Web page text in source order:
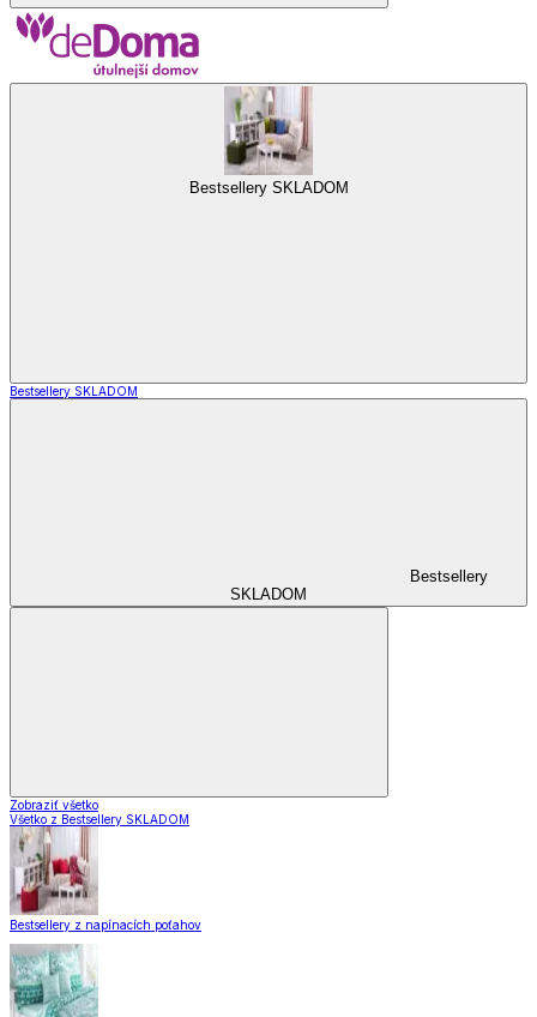
Bestsellery SKLADOM
Bestsellery SKLADOM
Bestsellery
SKLADOM
Zobraziť všetko
Všetko z Bestsellery SKLADOM
Bestsellery z napínacích poťahov